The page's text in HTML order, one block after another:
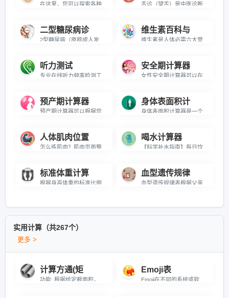
在这里，您可以探索各种手型的特征、性格解析、潜在缺点和职业建议。只需选择手型，即可获得全面的个性化分析和建议。 舌诊（望舌）是中医诊断的核心方法，通过观察舌象变化精准判断健康状况。掌握舌尖→舌中→舌根→舌侧的正确观察顺序，学习舌体形态与舌苔厚薄的辨证要点。30秒快速自检+3分钟复检的科学流程，帮助早期发现亚健康问题，为疾病预防、中医养生提供可靠依据。了解舌苔健康自测技巧，获取个性化健康评估指南。
二型糖尿病诊
2型糖尿病（原称成人发病型糖尿病）是占比超90%的糖尿病类型，常见于35岁以上人群。解析胰岛素抵抗特征、口服降糖药治疗原理及中晚期胰岛素注射必要性，提供专业诊断指标计算工具。
维生素百科与
维生素是人体必需六大营养素之一，包含水溶性维生素B族、C与脂溶性维生素A、D、E、K。权威解析维生素的作用与功能、缺乏症状、每日摄入量标准及富含维生素的食物清单，助您科学补充营养，维持健康代谢。
听力测试 安全期计算器
女性安全期计算器可以在线计算女性安全期在什么时候，了解女性安全期和排卵期以及月经期（生理期）。排卵期计算器可以为想怀孕的女性助力。
预产期计算器
预产期计算器可以根据您的月经周期，轻松准确地进行预产期计算！整个预产期约为40周（280天），预产期计算方法是按末次月经时间的第一日算起，月份加9，日数加7。例如：末次月经是1月1日，加9个月为10月1日，再加7天，为10月8日。但是实际分娩日期与推算的预产期可能会相差1～2周，如果孕妇的末次月经日期记忆不清或月经不准，就需要医生代为测算预产期。
身体表面积计
身体表面积计算器是一个工具，它通过输入身高和体重来估算一个人的BSA。这些计算器可以基于多种不同的计算公式，例如杜波依斯（DuBois）、莫斯特勒（Mosteller）和海登（Haycock）公式等。不同的计算公式可能会产生略有差异的结果，但它们通常都会提供一个可靠的BSA估算。
人体肌肉位置
怎么练肌肉？肌肉页面整合人体肌肉，肌肉锻炼，锻炼肌肉的方法等，让您为自己轻松塑造完美体形，同时了解如何防止受伤的一些科普知识。
喝水计算器
【科学补水指南】每日饮水计算器通过体重×30ml基础公式+活动量系数，智能计算个性化饮水量。覆盖久坐、运动、办公等4种生活场景，提供7个时段的科学饮水建议，帮助维持水分平衡、促进新陈代谢，支持自定义体重单位（kg/lb）和活动强度调节。权威健康机构推荐算法，立即获取您的专属补水方案！
标准体重计算 血型遗传规律
血型遗传规律表根据父亲、母亲的血型和血型遗传规律，预测未来宝宝血型；是已知准确的方法。
实用计算（共267个）
更多 >
计算方通(矩 Emoji表
Emoji在不同的系统或软件上的样式可能不尽相同，请以当前显示为准。Emoji,Emoji表情,Emoji符号,Emoji头像,Emoji表情包,Emoji表情大全,Emoji图片,Emoji代码,Emoji翻译器,颜文字,表情符号